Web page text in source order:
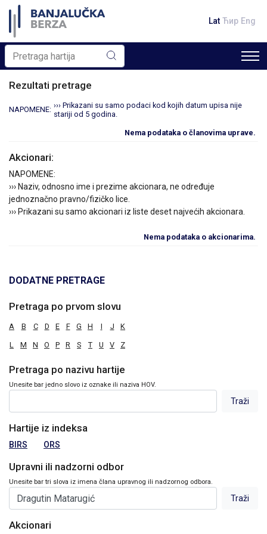
Lat Ћир Eng
Rezultati pretrage
NAPOMENE: ››› Prikazani su samo podaci kod kojih datum upisa nije
stariji od 5 godina.
Nema podataka o članovima uprave.
Akcionari:
NAPOMENE:
››› Naziv, odnosno ime i prezime akcionara, ne određuje
jednoznačno pravno/fizičko lice.
››› Prikazani su samo akcionari iz liste deset najvećih akcionara.
Nema podataka o akcionarima.
DODATNE PRETRAGE
Pretraga po prvom slovu
A B C D E F G H I J K
L M N O P R S T U V Z
Pretraga po nazivu hartije
Unesite bar jedno slovo iz oznake ili naziva HOV.
Hartije iz indeksa
BIRS ORS
Upravni ili nadzorni odbor
Unesite bar tri slova iz imena člana upravnog ili nadzornog odbora.
Akcionari